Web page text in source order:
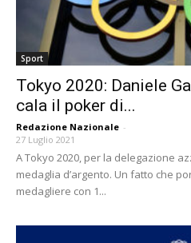
Sport
Tokyo 2020: Daniele
cala il poker di...
Redazione Nazionale -
27 Luglio 2021
A Tokyo 2020, per la delegazione
medaglia d’argento. Un fatto che
medagliere con 1...